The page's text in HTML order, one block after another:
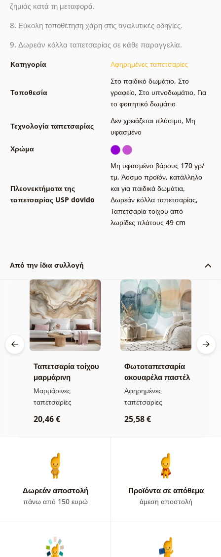
ζημιάς κατά τη μεταφορά.
8. Εύκολη τοποθέτηση χάρη στις αναλυτικές οδηγίες.
9. Δωρεάν κόλλα ταπετσαρίας σε κάθε παραγγελία.
Κατηγορία Αφηρημένες ταπετσαρίες
Τοποθεσία
Στο παιδικό δωμάτιο, Στο
γραφείο, Στο υπνοδωμάτιο, Για
το φοιτητικό δωμάτιο
Τεχνολογία ταπετσαρίας
Δεν χρειάζεται πλύσιμο, Μη
υφασμένο
Χρώμα
Πλεονεκτήματα της
ταπετσαρίας USP dovido
Μη υφασμένο βάρους 170 γρ/
τμ, Άοσμο προϊόν, κατάλληλο
και για παιδικά δωμάτια,
Δωρεάν κόλλα ταπετσαρίας,
Ταπετσαρία τοίχου από
λωρίδες πλάτους 49 cm
Από την ίδια συλλογή
Ταπετσαρία τοίχου
μαρμάρινη
κομψότητα σε
χρυσούς τόνους
Μαρμάρινες
ταπετσαρίες
20,46 €
Φωτοταπετσαρία
ακουαρέλα παστέλ
κύκλοι
Αφηρημένες
ταπετσαρίες
25,58 €
Δωρεάν αποστολή
πάνω από 150 ευρώ
Προϊόντα σε απόθεμα
άμεση αποστολή